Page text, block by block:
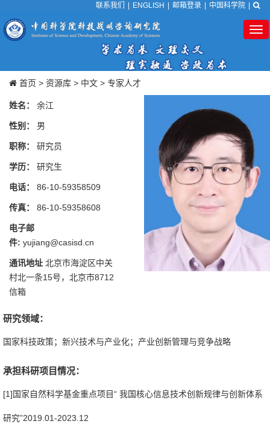
联系我们 ENGLISH 邮箱登录 中国科学院
首页 > 资源库 > 中文 > 专家人才
姓名： 余江
性别： 男
职称： 研究员
学历： 研究生
电话： 86-10-59358509
传真： 86-10-59358608
电子邮
件: yujiang@casisd.cn
通讯地址 北京市海淀区中关
村北一条15号，北京市8712
信箱
研究领域：
国家科技政策；新兴技术与产业化；产业创新管理与竞争战略
承担科研项目情况：
[1]国家自然科学基金重点项目“ 我国核心信息技术创新规律与创新体系
研究”2019.01-2023.12